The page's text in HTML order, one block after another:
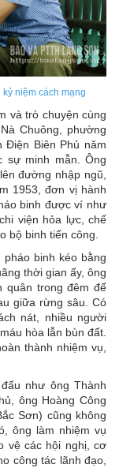
niệm cách mạng
và trò chuyện cùng
Chuông, phường
Điện Biên Phủ năm
sự minh mẫn. Ông
đường nhập ngũ,
1953, đơn vị hành
binh được ví như
viện hỏa lực, chế
bộ binh tiến công.
binh kéo bằng
thời gian ấy, ông
quân trong đêm để
giữa rừng sâu. Có
nát, nhiều người
hòa lẫn bùn đất.
thành nhiệm vụ,
như ông Thành
ông Hoàng Công
Sơn) cũng không
ông làm nhiệm vụ
vệ các hội nghị, cơ
công tác lãnh đạo,